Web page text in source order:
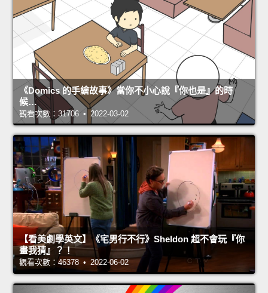
《Domics 的手繪故事》當你不小心說『你也是』的時
候…
觀看次數：31706 • 2022-03-02
【看美劇學英文】《宅男行不行》Sheldon 超不會玩『你
畫我猜』？！
觀看次數：46378 • 2022-06-02